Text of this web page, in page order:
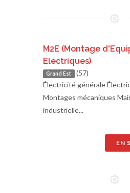
M2E (Montage
Electriques)
Grand Est (57)
Électricité générale
Montages mécaniques
industrielle...
EN